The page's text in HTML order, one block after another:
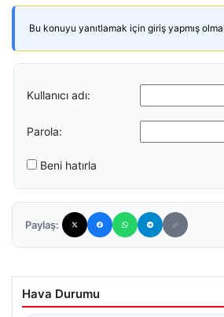
Bu konuyu yanıtlamak için giriş yapmış
Kullanıcı adı:
Parola:
Beni hatırla
Paylaş:
Hava Durumu